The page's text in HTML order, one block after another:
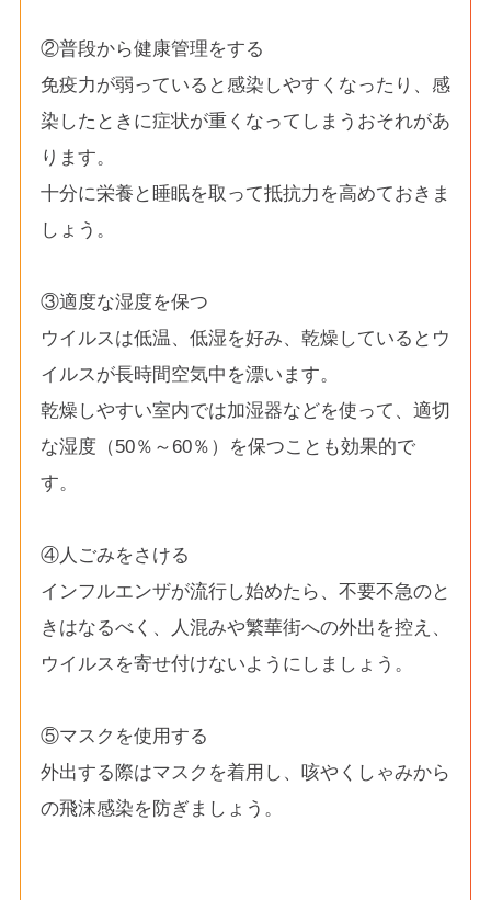
②普段から健康管理をする
免疫力が弱っていると感染しやすくなったり、感
染したときに症状が重くなってしまうおそれがあ
ります。
十分に栄養と睡眠を取って抵抗力を高めておきま
しょう。
③適度な湿度を保つ
ウイルスは低温、低湿を好み、乾燥しているとウ
イルスが長時間空気中を漂います。
乾燥しやすい室内では加湿器などを使って、適切
な湿度（50％～60％）を保つことも効果的で
す。
④人ごみをさける
インフルエンザが流行し始めたら、不要不急のと
きはなるべく、人混みや繁華街への外出を控え、
ウイルスを寄せ付けないようにしましょう。
⑤マスクを使用する
外出する際はマスクを着用し、咳やくしゃみから
の飛沫感染を防ぎましょう。